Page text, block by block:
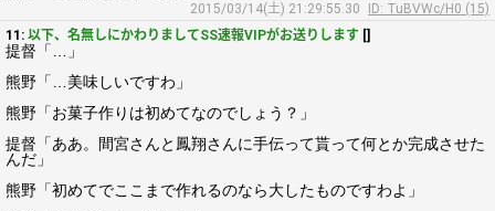
2015/03/14(土) 21:29:55.30
ID: TuBVWc/H0 (15)
11: 以下、名無しにかわりましてSS速報VIPがお送りします []
提督「…」
熊野「…美味しいですわ」
熊野「お菓子作りは初めてなのでしょう？」
提督「ああ。間宮さんと鳳翔さんに手伝って貰って何とか完成させた
んだ」
熊野「初めてでここまで作れるのなら大したものですわよ」